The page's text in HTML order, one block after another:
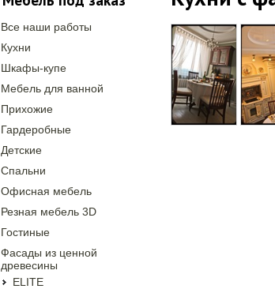
Все наши работы
Кухни
Шкафы-купе
Мебель для ванной
Прихожие
Гардеробные
Детские
Спальни
Офисная мебель
Резная мебель 3D
Гостиные
Фасады из ценной
древесины
ELITE